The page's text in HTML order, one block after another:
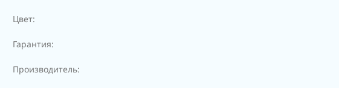
Цвет:
Гарантия:
Производитель: